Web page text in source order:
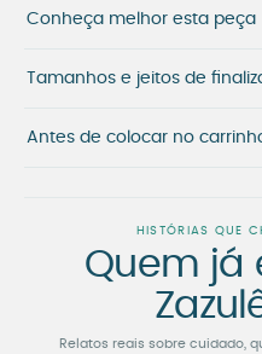
Conheça melhor esta peça
Tamanhos e jeitos de
Antes de colocar no
HISTÓRIAS QUE
Quem já
Relatos reais sobre cuidado,